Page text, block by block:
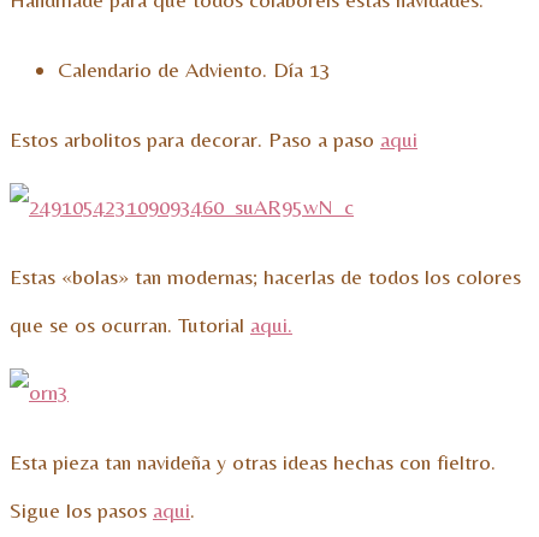
Calendario de Adviento. Día 13
Estos arbolitos para decorar. Paso a paso aqui
Estas «bolas» tan modernas; hacerlas de todos los colores
que se os ocurran. Tutorial aqui.
Esta pieza tan navideña y otras ideas hechas con fieltro.
Sigue los pasos aqui.